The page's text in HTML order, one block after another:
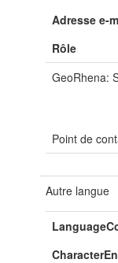
Adresse e-
Rôle
GeoRhena:
Point de
Autre langue